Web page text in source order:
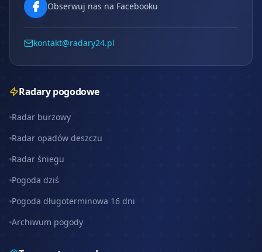
Obserwuj nas na Facebooku
kontakt@radary24.pl
Radary pogodowe
Radar burzowy
Radar opadów deszczu
Radar śniegu
Pogoda dziś
Pogoda długoterminowa 16 dni
Archiwum pogody